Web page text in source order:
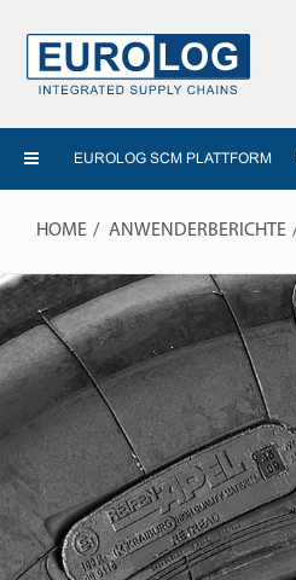
EUROLOG SCM PLATTFORM
HOME ANWENDERBERICHTE